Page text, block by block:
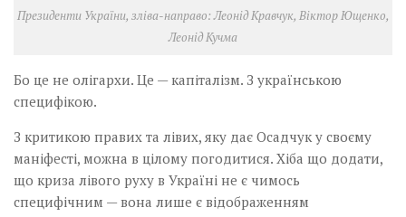
Президенти України, зліва-направо: Леонід Кравчук, Віктор Ющенко,
Леонід Кучма
Бо це не олігархи. Це — капіталізм. З українською
специфікою.
З критикою правих та лівих, яку дає Осадчук у своєму
маніфесті, можна в цілому погодитися. Хіба що додати,
що криза лівого руху в Україні не є чимось
специфічним — вона лише є відображенням